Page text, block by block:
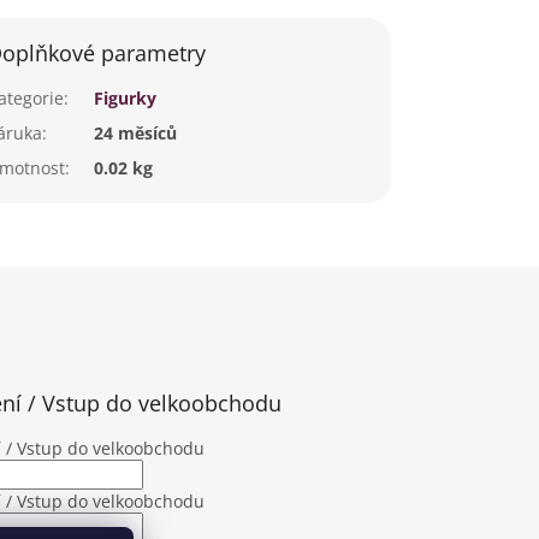
parametry
:
Figurky
:
24 měsíců
: 0.02 kg
/ Vstup do velkoobchodu
/ Vstup do velkoobchodu
/ Vstup do velkoobchodu